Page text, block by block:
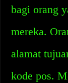
bagi orang
mereka.
alamat
kode pos.